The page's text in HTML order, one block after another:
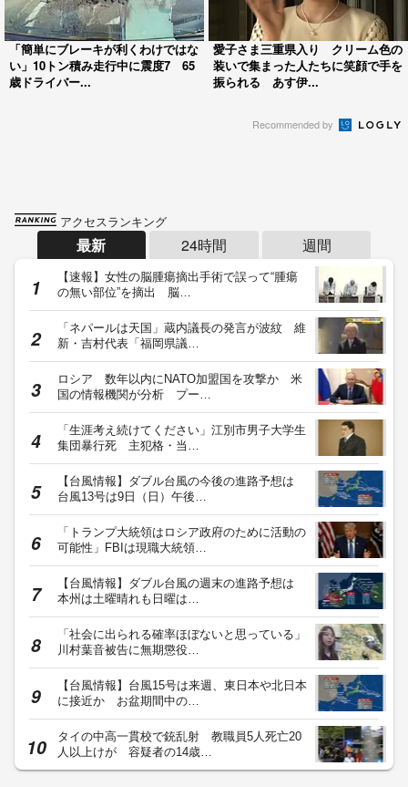
「簡単にブレーキが利くわけではな
い」10トン積み走行中に震度7 65
歳ドライバー...
愛子さま三重県入り クリーム色の
装いで集まった人たちに笑顔で手を
振られる あす伊...
Recommended by
アクセスランキング
最新 24時間 週間
【速報】女性の脳腫瘍摘出手術で誤って“腫瘍
の無い部位”を摘出 脳…
「ネパールは天国」蔵内議長の発言が波紋 維
新・吉村代表「福岡県議…
ロシア 数年以内にNATO加盟国を攻撃か 米
国の情報機関が分析 プー…
「生涯考え続けてください」江別市男子大学生
集団暴行死 主犯格・当…
【台風情報】ダブル台風の今後の進路予想は
台風13号は9日（日）午後…
「トランプ大統領はロシア政府のために活動の
可能性」FBIは現職大統領…
【台風情報】ダブル台風の週末の進路予想は
本州は土曜晴れも日曜は…
「社会に出られる確率ほぼないと思っている」
川村葉音被告に無期懲役…
【台風情報】台風15号は来週、東日本や北日本
に接近か お盆期間中の…
タイの中高一貫校で銃乱射 教職員5人死亡20
人以上けが 容疑者の14歳…